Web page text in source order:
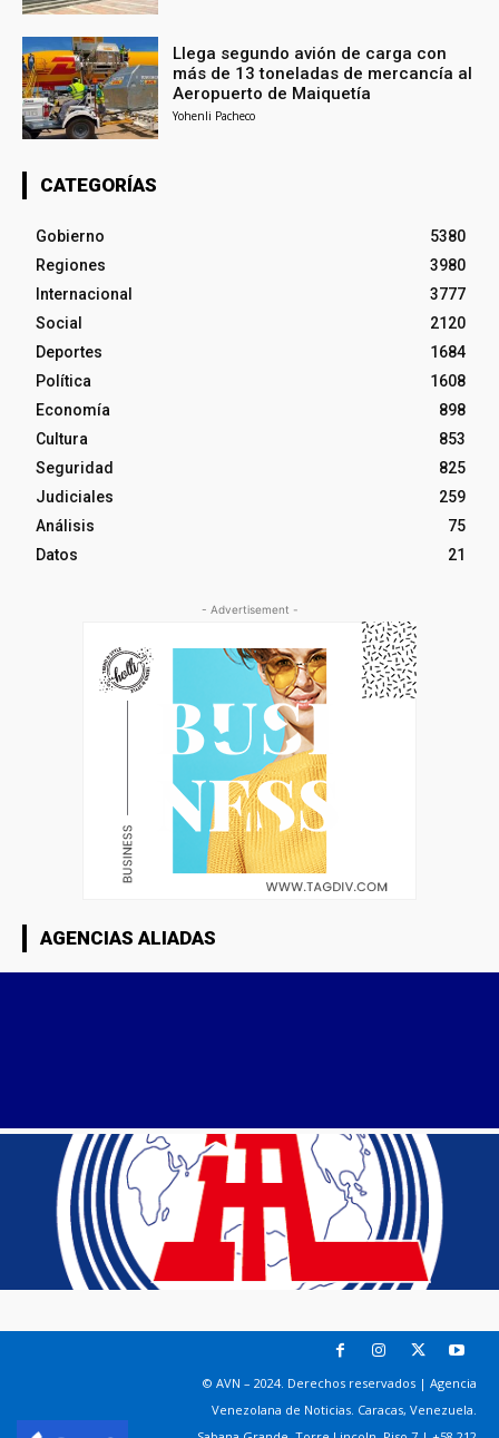
Llega segundo avión de carga con
más de 13 toneladas de mercancía al
Aeropuerto de Maiquetía
Yohenli Pacheco
CATEGORÍAS
Gobierno
5380
Regiones
3980
Internacional
3777
Social
2120
Deportes
1684
Política
1608
Economía
898
Cultura
853
Seguridad
825
Judiciales
259
Análisis
75
Datos
21
- Advertisement -
AGENCIAS ALIADAS
© AVN – 2024. Derechos reservados | Agencia
Venezolana de Noticias. Caracas, Venezuela.